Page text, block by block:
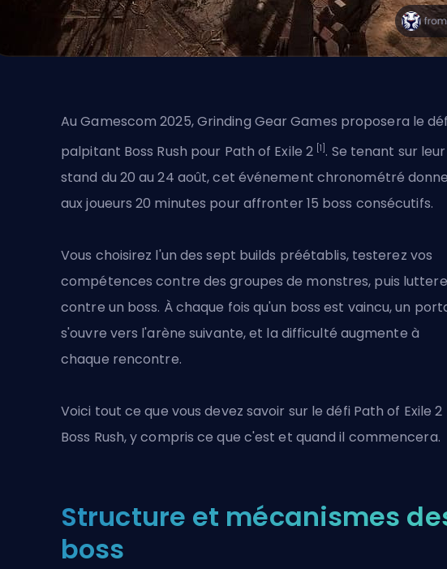
Au Gamescom 2025,Grinding Gear Games proposera le
palpitant Boss Rush pour Path of Exile 2 [1] . Se tenant sur leur
stand du 20 au 24 août, cet événement chronométré
aux joueurs 20 minutes pour affronter 15 boss consécutifs.
Vous choisirez l'un des sept builds préétablis, testerez vos
compétences contre des groupes de monstres, puis
contre un boss. À chaque fois qu'un boss est vaincu, un
s'ouvre vers l'arène suivante, et la difficulté augmente à
chaque rencontre.
Voici tout ce que vous devez savoir sur le défi Path of Exile 2
Boss Rush, y compris ce que c'est et quand il commencera.
Structure et mécanismes
boss